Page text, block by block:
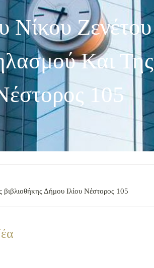
Νίκου Ζενέτου
Και Της
105
βιβλιοθήκης Δήμου Ιλίου Νέστορος 105